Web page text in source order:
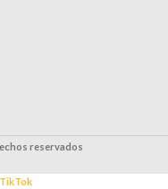
reservados
TikTok